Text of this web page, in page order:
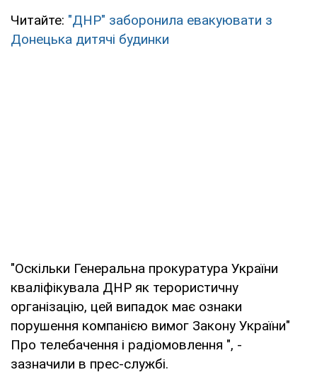
Читайте: "ДНР" заборонила евакуювати з
Донецька дитячі будинки
"Оскільки Генеральна прокуратура України
кваліфікувала ДНР як терористичну
організацію, цей випадок має ознаки
порушення компанією вимог Закону України"
Про телебачення і радіомовлення ", -
зазначили в прес-службі.